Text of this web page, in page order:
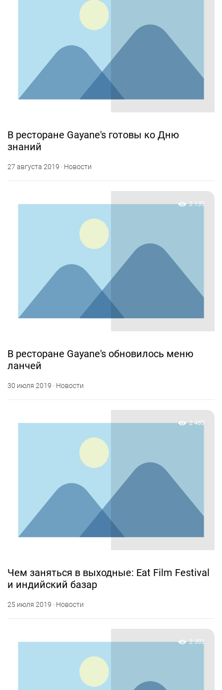
В ресторане Gayane's готовы ко Дню
знаний
27 августа 2019 · Новости
2 135
В ресторане Gayane's обновилось меню
ланчей
30 июля 2019 · Новости
2 483
Чем заняться в выходные: Eat Film Festival
и индийский базар
25 июля 2019 · Новости
2 302